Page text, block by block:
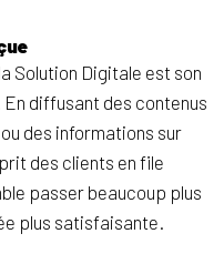
Solution Digitale est son
diffusant des contenus
des informations sur
des clients en file
passer beaucoup plus
plus satisfaisante.